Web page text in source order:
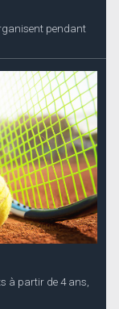
pendant
à partir de 4 ans,